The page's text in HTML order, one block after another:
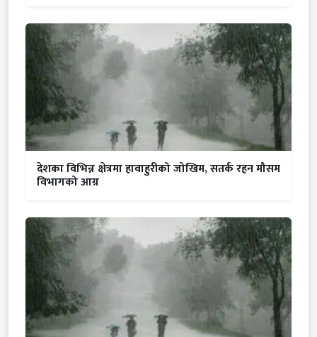
देशका विभिन्न क्षेत्रमा हावाहुरीको जोखिम, सतर्क रहन मौसम
विभागको आग्र